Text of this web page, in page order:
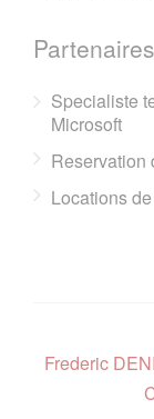
Partenaires
Specialiste
Microsoft
Reservation
Locations
Frederic